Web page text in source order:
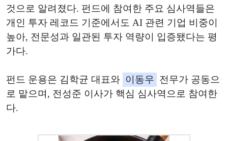
것으로 알려졌다. 펀드에 참여한 주요 심사역들은
개인 투자 레코드 기준에서도 AI 관련 기업 비중이
높아, 전문성과 일관된 투자 역량이 입증됐다는 평
가다.
펀드 운용은 김학균 대표와 이동우 전무가 공동으
로 맡으며, 전성준 이사가 핵심 심사역으로 참여한
다.